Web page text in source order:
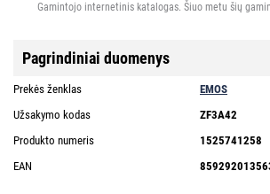
Gamintojo internetinis katalogas. Šiuo metu šių
Pagrindiniai duomenys
Prekės ženklas
EMOS
Užsakymo kodas
ZF3A42
Produkto numeris
1525741258
EAN